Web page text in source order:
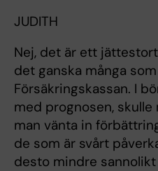
JUDITH
Nej, det är ett
det ganska många
Försäkringskassan. I
med prognosen,
man vänta in
de som är svårt
desto mindre